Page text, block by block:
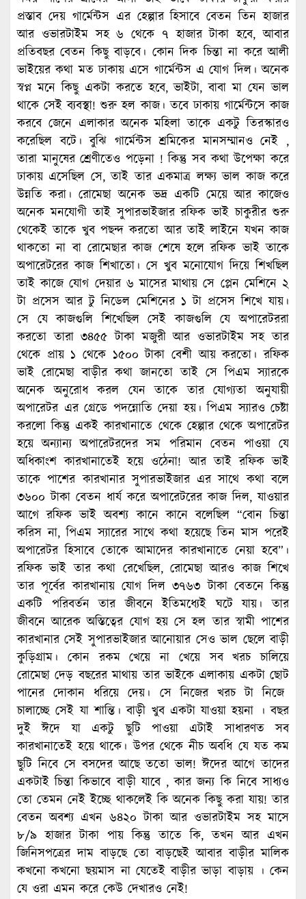
প্রস্তাব দেয় গার্মেন্টস এর হেল্পার হিসাবে বেতন তিন হাজার
আর ওভারটাইম সহ ৬ থেকে ৭ হাজার টাকা হবে, আবার
প্রতিবছর বেতন কিছু বাড়বে। কোন দিক চিন্তা না করে আলী
ভাইয়ের কথা মত ঢাকায় এসে গার্মেন্টস এ যোগ দিল। অনেক
স্বপ্ন মনে কিছু একটা করতে হবে, ভাইটা, বাবা মা যেন ভাল
থাকে সেই ব্যবস্থা! শুরু হল কাজ। তবে ঢাকায় গার্মেন্টসে কাজ
করবে জেনে এলাকার অনেক মহিলা তাকে একটু তিরস্কারও
করেছিল বটে। বুঝি গার্মেন্টস শ্রমিকের মানসম্মানও নেই ,
তারা মানুষের শ্রেণীতেও পড়েনা ! কিন্তু সব কথা উপেক্ষা করে
ঢাকায় এসেছিল সে, তাই তার একমাত্র লক্ষ্য ভাল কাজ করে
উন্নতি করা। রোমেছা অনেক ভদ্র একটি মেয়ে আর কাজেও
অনেক মনযোগী তাই সুপারভাইজার রফিক ভাই চাকুরীর শুরু
থেকেই তাকে খুব পছন্দ করতো আর তাই লাইনে যখন কাজ
থাকতো না বা রোমেছার কাজ শেষে হলে রফিক ভাই তাকে
অপারেটরের কাজ শিখাতো। সে খুব মনোযোগ দিয়ে শিখছিল
তাই কাজে যোগ দেয়ার ৬ মাসের মাথায় সে প্লেন মেশিনে ২
টা প্রসেস আর টু নিডেল মেশিনের ১ টা প্রসেস শিখে যায়।
সে যে কাজগুলি শিখেছিল সেই কাজগুলি যে অপারেটররা
করতো তারা ৩৪৫৫ টাকা মজুরী আর ওভারটাইম সহ তার
থেকে প্রায় ১ থেকে ১৫০০ টাকা বেশী আয় করতো। রফিক
ভাই রোমেছা বাড়ীর কথা জানতো তাই সে পিএম স্যারকে
অনেক অনুরোধ করল যেন তাকে তার যোগ্যতা অনুযায়ী
অপারেটর এর গ্রেডে পদন্নোতি দেয়া হয়। পিএম স্যারও চেষ্টা
করলো কিন্তু একই কারখানাতে থেকে হেল্পার থেকে অপারেটর
হয়ে অন্যান্য অপারেটরদের সম পরিমান বেতন পাওয়া যে
অধিকাংশ কারখানাতেই হয়ে ওঠেনা! আর তাই রফিক ভাই
তাকে পাশের কারখানার সুপারভাইজার এর সাথে কথা বলে
৩৬০০ টাকা বেতন ধার্য করে অপারেটরের কাজ দিল, যাওয়ার
আগে রফিক ভাই অবশ্য কানে কানে বলেছিল “বোন চিন্তা
করিস না, পিএম স্যারের সাথে কথা হয়েছে তিন মাস পরেই
অপারেটর হিসাবে তোকে আমাদের কারখানাতে নেয়া হবে”।
রফিক ভাই তার কথা রেখেছিল, রোমেছা আরও কাজ শিখে
তার পূর্বের কারখানায় যোগ দিল ৩৭৬৩ টাকা বেতনে কিন্তু
একটি পরিবর্তন তার জীবনে ইতিমধ্যেই ঘটে যায়। তার
জীবনে আরেক অস্তিত্বের যোগ হয় সে হল তার স্বামী পাশের
কারখানার সেই সুপারভাইজার আনোয়ার সেও ভাল ছেলে বাড়ী
কুড়িগ্রাম। কোন রকম খেয়ে না খেয়ে সব খরচ চালিয়ে
রোমেছা দেড় বছরের মাথায় তার ভাইকে এলাকায় একটা ছোট
পানের দোকান ধরিয়ে দেয়। সে নিজের খরচ টা নিজে
চালাচ্ছে সেই যা শান্তি। বাড়ী খুব একটা যাওয়া হয়না । বছর
দুই ঈদে যা একটু ছুটি পাওয়া এটাই সাধারণত সব
কারখানাতেই হয়ে থাকে। উপর থেকে নীচ অবধি যে যত কম
ছুটি নিবে সে বসদের আছে ততো ভাল! ঈদের আগে তাদের
একটাই চিন্তা কিভাবে বাড়ী যাবে , কার জন্য কি নিবে সাধ্যও
তো তেমন নেই ইচ্ছে থাকলেই কি অনেক কিছু করা যায়! তার
বেতন অবশ্য এখন ৬৪২০ টাকা আর ওভারটাইম সহ মাসে
৮/৯ হাজার টাকা পায় কিন্তু তাতে কি, তখন আর এখন
জিনিসপত্রের দাম বাড়ছে তো বাড়ছেই আবার বাড়ীর মালিক
কখনো কখনো ছয়মাস না যেতেই বাড়ীর ভাড়া বাড়ায় । কেন
যে ওরা এমন করে কেউ দেখারও নেই!